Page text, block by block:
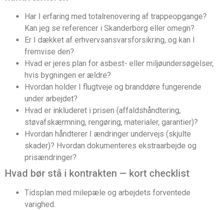
Har I erfaring med totalrenovering af trappeopgange?
Kan jeg se referencer i Skanderborg eller omegn?
Er I dækket af erhvervsansvarsforsikring, og kan I
fremvise den?
Hvad er jeres plan for asbest- eller miljøundersøgelser,
hvis bygningen er ældre?
Hvordan holder I flugtveje og branddøre fungerende
under arbejdet?
Hvad er inkluderet i prisen (affaldshåndtering,
støvafskærmning, rengøring, materialer, garantier)?
Hvordan håndterer I ændringer undervejs (skjulte
skader)? Hvordan dokumenteres ekstraarbejde og
prisændringer?
Hvad bør stå i kontrakten — kort checklist
Tidsplan med milepæle og arbejdets forventede
varighed.